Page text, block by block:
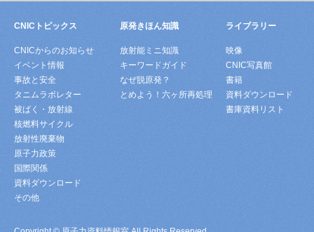
CNICトピックス
CNICからのお知らせ
イベント情報
事故と安全
タニムラボレター
被ばく・放射線
核燃料サイクル
放射性廃棄物
原子力政策
国際関係
資料ダウンロード
その他
原発きほん知識
放射能ミニ知識
キーワードガイド
なぜ脱原発？
とめよう！六ヶ所再処理
ライブラリー
映像
CNIC写真館
書籍
資料ダウンロード
書庫資料リスト